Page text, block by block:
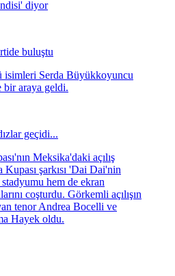
diyor
buluştu
isimleri Serda Büyükkoyuncu
bir araya geldi.
geçidi...
Meksika'daki açılış
şarkısı 'Dai Dai'nin
stadyumu hem de ekran
coşturdu. Görkemli açılışın
tenor Andrea Bocelli ve
Hayek oldu.